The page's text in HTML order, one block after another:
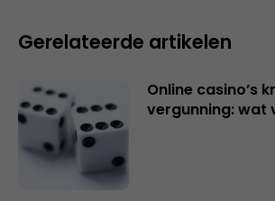
Gerelateerde artikelen
Online casino’s
vergunning: wat